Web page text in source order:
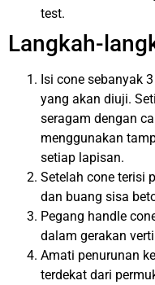
test.
Langkah-
Isi cone sebanyak
yang akan diuji.
seragam dengan
menggunakan
setiap lapisan.
Setelah cone terisi
dan buang sisa
Pegang handle
dalam gerakan
Amati penurunan
terdekat dari